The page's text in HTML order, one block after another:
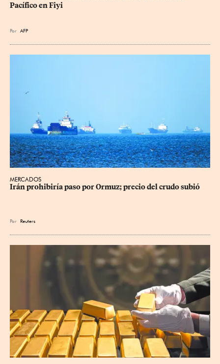
Pacífico en Fiyi
Por AFP
MERCADOS
Irán prohibiría paso por Ormuz; precio del crudo subió
Por Reuters